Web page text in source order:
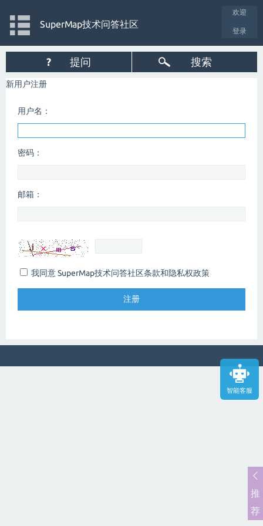
智能客服
欢迎
登录
SuperMap技术问答社区
? 提问 搜索
新用户注册
用户名：
密码：
邮箱：
我同意 SuperMap技术问答社区条款和隐私权政策